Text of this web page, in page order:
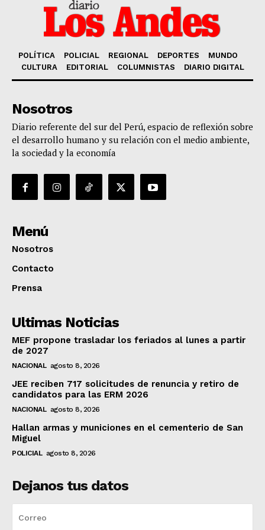
POLÍTICA POLICIAL REGIONAL DEPORTES
MUNDO
CULTURA
EDITORIAL COLUMNISTAS DIARIO DIGITAL
Nosotros
Diario referente del sur del Perú, espacio de reflexión sobre
el desarrollo humano y su relación con el medio ambiente,
la sociedad y la economía
Menú
Nosotros
Contacto
Prensa
Ultimas Noticias
MEF propone trasladar los feriados al lunes a partir
de 2027
NACIONAL agosto 8, 2026
JEE reciben 717 solicitudes de renuncia y retiro de
candidatos para las ERM 2026
NACIONAL agosto 8, 2026
Hallan armas y municiones en el cementerio de San
Miguel
POLICIAL agosto 8, 2026
Dejanos tus datos